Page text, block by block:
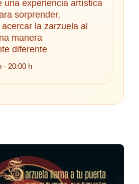
una experiencia artística
sorprender,
la zarzuela al
manera
diferente
· 20:00 h